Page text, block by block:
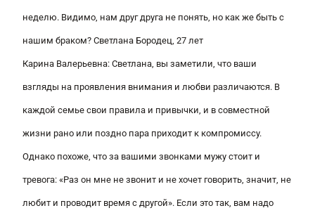
неделю. Видимо, нам друг друга не понять, но как же быть с
нашим браком? Светлана Бородец, 27 лет
Карина Валерьевна: Светлана, вы заметили, что ваши
взгляды на проявления внимания и любви различаются. В
каждой семье свои правила и привычки, и в совместной
жизни рано или поздно пара приходит к компромиссу.
Однако похоже, что за вашими звонками мужу стоит и
тревога: «Раз он мне не звонит и не хочет говорить, значит, не
любит и проводит время с другой». Если это так, вам надо